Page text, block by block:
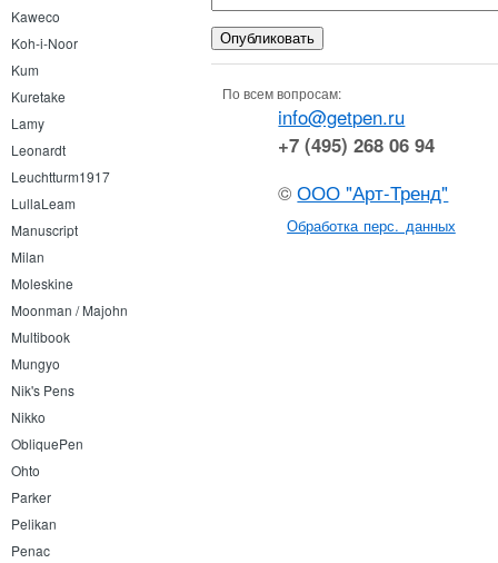
Kaweco
Koh-i-Noor
Kum
Kuretake
Lamy
Leonardt
Leuchtturm1917
LullaLeam
Manuscript
Milan
Moleskine
Moonman / Majohn
Multibook
Mungyo
Nik's Pens
Nikko
ObliquePen
Ohto
Parker
Pelikan
Penac
По всем вопросам:
info@getpen.ru
+7 (495) 268 06 94
©ООО "Арт-Тренд"
Обработка перс. данных